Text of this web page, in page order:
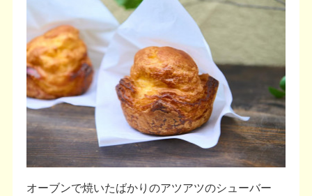
オーブンで焼いたばかりのアツアツのシューバー